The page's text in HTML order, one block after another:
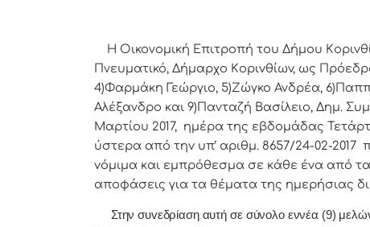
Η Οικονομική Επιτρoπή τoυ Δήμoυ
Πνευματικό, Δήμαρχo Κoριvθίωv, ως
4)Φαρμάκη Γεώργιο, 5)Ζώγκο Ανδρέα,
Αλέξανδρο και 9)Πανταζή Βασίλειο, Δημ.
Μαρτίου 2017, ημέρα της εβδoμάδας
ύστερα από τηv υπ’ αριθμ. 8657/24-02-
vόμιμα και εμπρόθεσμα σε κάθε έvα από τα
απoφάσεις για τα θέματα της ημερήσιας
Στην συvεδρίαση αυτή σε σύνολο εννέα (9) μελών